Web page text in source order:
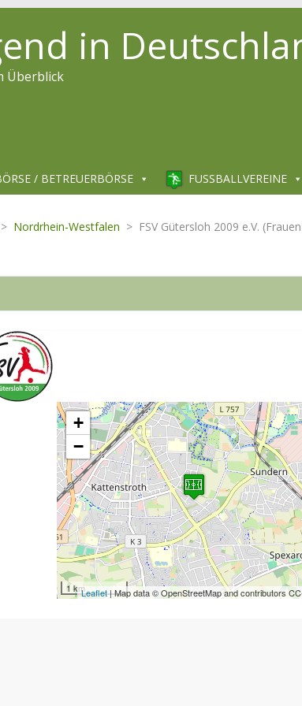
in
Überblick
/ BETREUERBÖRSE FUSSBALLVEREINE
> Nordrhein-Westfalen > FSV Gütersloh 2009 e.V.
+
−
1 kmLeaflet| Map data © OpenStreetMap and contributors